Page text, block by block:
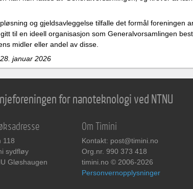
og gjeldsavleggelse tilfalle det formål foreningen
til en ideell organisasjon som Generalvorsamlingen
midler eller andel av disse.​
januar 2026
for nanoteknologi ved NTNU
118
sydfløy
Gløshaugen
Om Timini
Kontakt: post@timini.no
Org.nr. 990 373 418
timini.no © 2006-2026
Personvernopplysninger